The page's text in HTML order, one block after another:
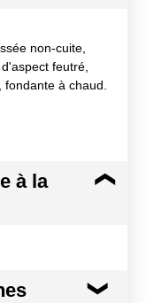
non-cuite,
feutré,
à chaud.
à la